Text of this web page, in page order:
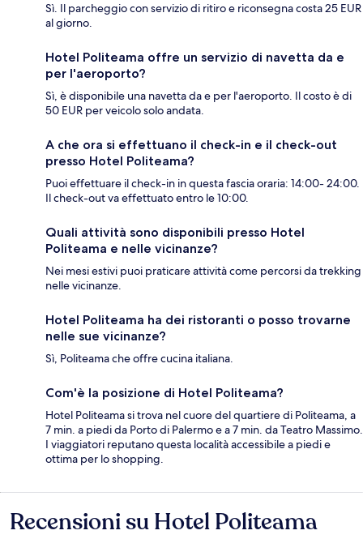
Sì. Il parcheggio con servizio di ritiro e riconsegna costa 25 EUR
al giorno.
Hotel Politeama offre un servizio di navetta da e
per l'aeroporto?
Sì, è disponibile una navetta da e per l'aeroporto. Il costo è di
50 EUR per veicolo solo andata.
A che ora si effettuano il check-in e il check-out
presso Hotel Politeama?
Puoi effettuare il check-in in questa fascia oraria: 14:00- 24:00.
Il check-out va effettuato entro le 10:00.
Quali attività sono disponibili presso Hotel
Politeama e nelle vicinanze?
Nei mesi estivi puoi praticare attività come percorsi da trekking
nelle vicinanze.
Hotel Politeama ha dei ristoranti o posso trovarne
nelle sue vicinanze?
Sì, Politeama che offre cucina italiana.
Com'è la posizione di Hotel Politeama?
Hotel Politeama si trova nel cuore del quartiere di Politeama, a
7 min. a piedi da Porto di Palermo e a 7 min. da Teatro Massimo.
I viaggiatori reputano questa località accessibile a piedi e
ottima per lo shopping.
Recensioni
Recensioni su Hotel Politeama